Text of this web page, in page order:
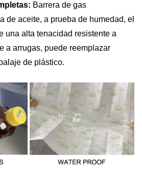
Barrera de gas
de aceite, a prueba de humedad, el
una alta tenacidad resistente a
a arrugas, puede reemplazar
de plástico.